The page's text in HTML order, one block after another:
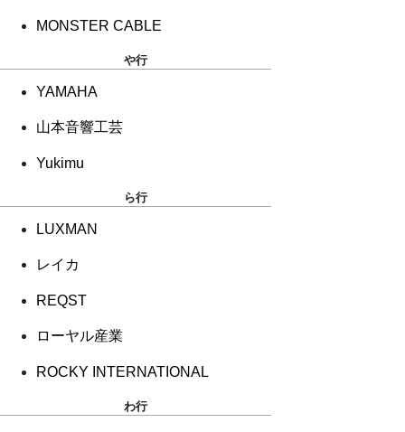
MONSTER CABLE
や行
YAMAHA
山本音響工芸
Yukimu
ら行
LUXMAN
レイカ
REQST
ローヤル産業
ROCKY INTERNATIONAL
わ行